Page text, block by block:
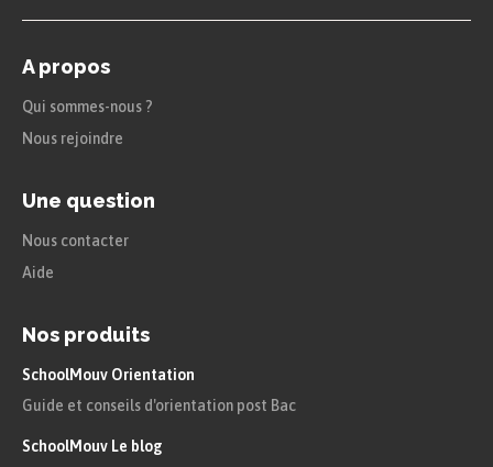
A propos
Qui sommes-nous ?
Nous rejoindre
Une question
Nous contacter
Aide
Nos produits
SchoolMouv Orientation
Guide et conseils d'orientation post Bac
SchoolMouv Le blog